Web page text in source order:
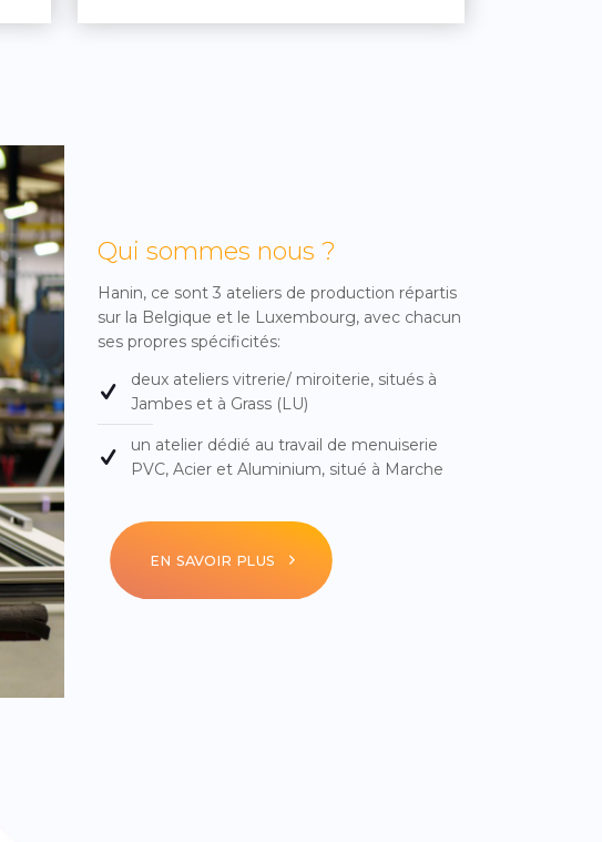
Qui sommes nous ?
Hanin, ce sont 3 ateliers de production répartis
sur la Belgique et le Luxembourg, avec chacun
ses propres spécificités:
deux ateliers vitrerie/ miroiterie, situés à
Jambes et à Grass (LU)
un atelier dédié au travail de menuiserie
PVC, Acier et Aluminium, situé à Marche
EN SAVOIR PLUS